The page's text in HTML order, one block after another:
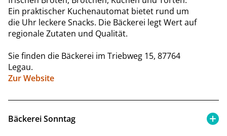
Ein praktischer Kuchenautomat bietet rund um
die Uhr leckere Snacks. Die Bäckerei legt Wert auf
regionale Zutaten und Qualität.
Sie finden die Bäckerei im Triebweg 15, 87764
Legau.
Zur Website
Bäckerei Sonntag